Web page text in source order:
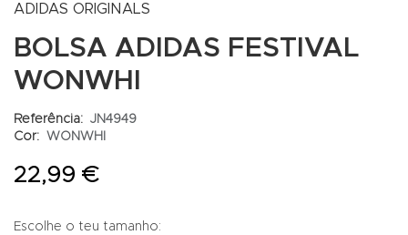
ADIDAS ORIGINALS
BOLSA ADIDAS FESTIVAL
WONWHI
Referência: JN4949
Cor: WONWHI
22,99 €
Escolhe o teu tamanho: